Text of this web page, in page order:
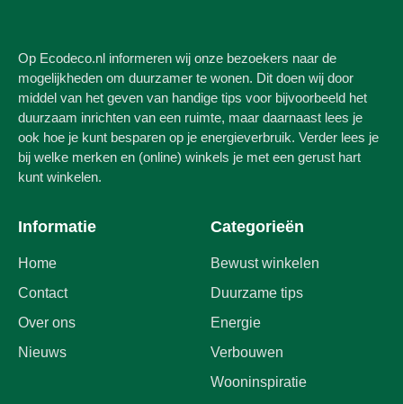
Op Ecodeco.nl informeren wij onze bezoekers naar de
mogelijkheden om duurzamer te wonen. Dit doen wij door
middel van het geven van handige tips voor bijvoorbeeld het
duurzaam inrichten van een ruimte, maar daarnaast lees je
ook hoe je kunt besparen op je energieverbruik. Verder lees je
bij welke merken en (online) winkels je met een gerust hart
kunt winkelen.
Informatie
Home
Contact
Over ons
Nieuws
Categorieën
Bewust winkelen
Duurzame tips
Energie
Verbouwen
Wooninspiratie